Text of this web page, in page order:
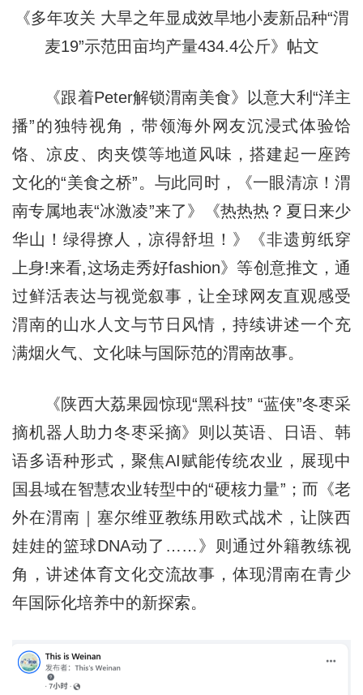
《多年攻关 大旱之年显成效旱地小麦新品种“渭
麦19”示范田亩均产量434.4公斤》帖文
《跟着Peter解锁渭南美食》以意大利“洋主
播”的独特视角，带领海外网友沉浸式体验饸
饹、凉皮、肉夹馍等地道风味，搭建起一座跨
文化的“美食之桥”。与此同时，《一眼清凉！渭
南专属地表“冰激凌”来了》《热热热？夏日来少
华山！绿得撩人，凉得舒坦！》《非遗剪纸穿
上身!来看,这场走秀好fashion》等创意推文，通
过鲜活表达与视觉叙事，让全球网友直观感受
渭南的山水人文与节日风情，持续讲述一个充
满烟火气、文化味与国际范的渭南故事。
《陕西大荔果园惊现“黑科技” “蓝侠”冬枣采
摘机器人助力冬枣采摘》则以英语、日语、韩
语多语种形式，聚焦AI赋能传统农业，展现中
国县域在智慧农业转型中的“硬核力量”；而《老
外在渭南｜塞尔维亚教练用欧式战术，让陕西
娃娃的篮球DNA动了……》则通过外籍教练视
角，讲述体育文化交流故事，体现渭南在青少
年国际化培养中的新探索。